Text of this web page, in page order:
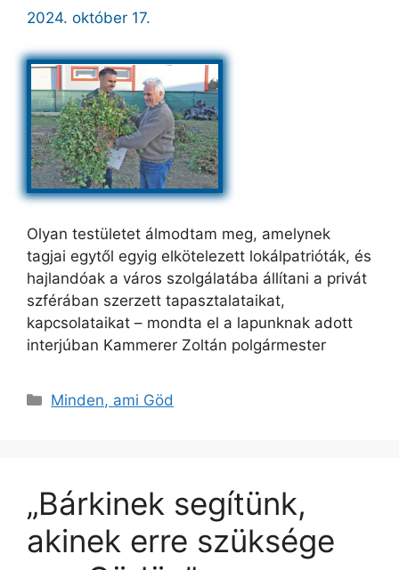
2024. október 17.
Olyan testületet álmodtam meg, amelynek
tagjai egytől egyig elkötelezett lokálpatrióták, és
hajlandóak a város szolgálatába állítani a privát
szférában szerzett tapasztalataikat,
kapcsolataikat – mondta el a lapunknak adott
interjúban Kammerer Zoltán polgármester
Kategória
Minden, ami Göd
„Bárkinek segítünk,
akinek erre szüksége